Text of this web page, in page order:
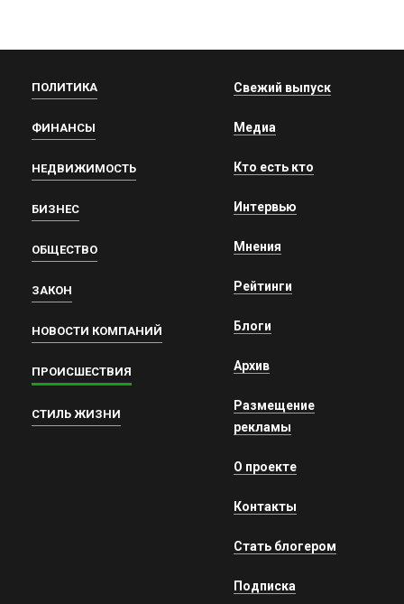
ПОЛИТИКА
ФИНАНСЫ
НЕДВИЖИМОСТЬ
БИЗНЕС
ОБЩЕСТВО
ЗАКОН
НОВОСТИ КОМПАНИЙ
ПРОИСШЕСТВИЯ
СТИЛЬ ЖИЗНИ
Свежий выпуск
Медиа
Кто есть кто
Интервью
Мнения
Рейтинги
Блоги
Архив
Размещение
рекламы
О проекте
Контакты
Стать блогером
Подписка